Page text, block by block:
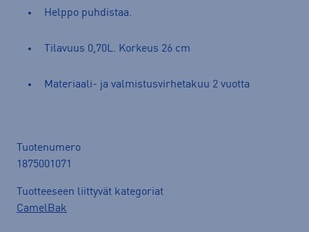
Helppo puhdistaa.
Tilavuus 0,70L. Korkeus 26 cm
Materiaali- ja valmistusvirhetakuu 2 vuotta
Tuotenumero
1875001071
Tuotteeseen liittyvät kategoriat
CamelBak